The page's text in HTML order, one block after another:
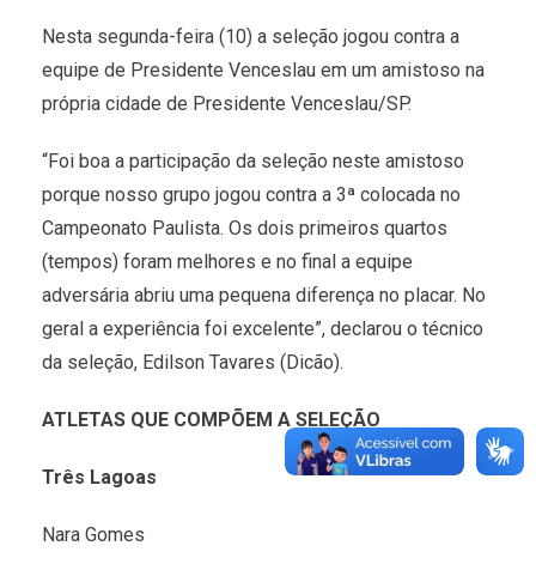
Nesta segunda-feira (10) a seleção jogou contra a
equipe de Presidente Venceslau em um amistoso na
própria cidade de Presidente Venceslau/SP.
“Foi boa a participação da seleção neste amistoso
porque nosso grupo jogou contra a 3ª colocada no
Campeonato Paulista. Os dois primeiros quartos
(tempos) foram melhores e no final a equipe
adversária abriu uma pequena diferença no placar. No
geral a experiência foi excelente”, declarou o técnico
da seleção, Edilson Tavares (Dicão).
ATLETAS QUE COMPÕEM A SELEÇÃO
Três Lagoas
Nara Gomes